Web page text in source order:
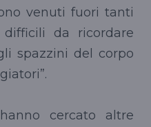
venuti fuori tanti
da ricordare
spazzini del corpo
cercato altre